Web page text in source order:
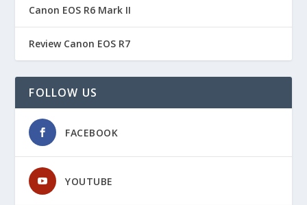
Canon EOS R6 Mark II
Review Canon EOS R7
FOLLOW US
FACEBOOK
YOUTUBE